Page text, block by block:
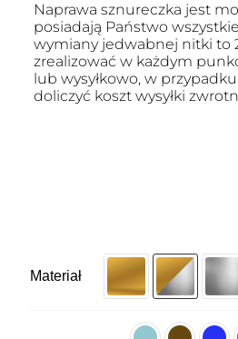
Naprawa sznureczka jest
posiadają Państwo
wymiany jedwabnej nitki to
zrealizować w każdym
lub wysyłkowo, w
doliczyć koszt wysyłki
Materiał